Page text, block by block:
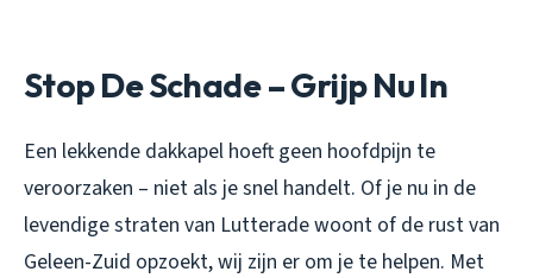
Stop De Schade – Grijp Nu In
Een lekkende dakkapel hoeft geen hoofdpijn te
veroorzaken – niet als je snel handelt. Of je nu in de
levendige straten van Lutterade woont of de rust van
Geleen-Zuid opzoekt, wij zijn er om je te helpen. Met